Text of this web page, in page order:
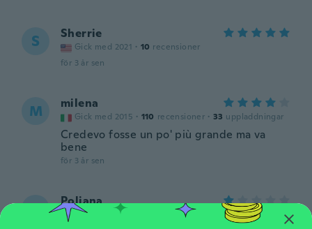
S Sherrie
Gick med 2021 · 10 recensioner
för 3 år sen
M milena
Gick med 2015 · 110 recensioner · 33 uppladdningar
Credevo fosse un po' più grande ma va
bene
för 3 år sen
P Poliana
Gick med 2019 recensioner uppladdningar